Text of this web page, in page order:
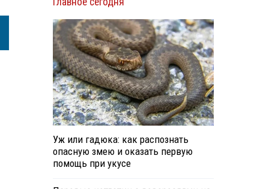
Уж или гадюка: как распознать
опасную змею и оказать первую
помощь при укусе